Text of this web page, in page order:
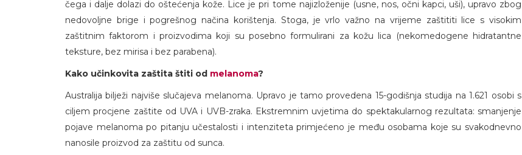
čega i dalje dolazi do oštećenja kože. Lice je pri tome najizloženije (usne, nos, očni kapci, uši), upravo zbog
nedovoljne brige i pogrešnog načina korištenja. Stoga, je vrlo važno na vrijeme zaštititi lice s visokim
zaštitnim faktorom i proizvodima koji su posebno formulirani za kožu lica (nekomedogene hidratantne
teksture, bez mirisa i bez parabena).
Kako učinkovita zaštita štiti od melanoma?
Australija bilježi najviše slučajeva melanoma. Upravo je tamo provedena 15-godišnja studija na 1.621 osobi s
ciljem procjene zaštite od UVA i UVB-zraka. Ekstremnim uvjetima do spektakularnog rezultata: smanjenje
pojave melanoma po pitanju učestalosti i intenziteta primjećeno je među osobama koje su svakodnevno
nanosile proizvod za zaštitu od sunca.